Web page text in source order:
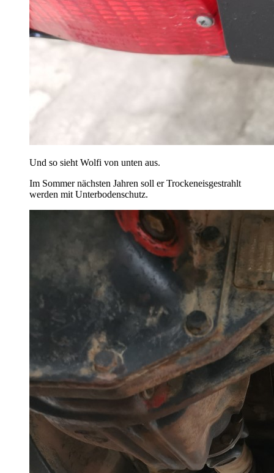
Und so sieht Wolfi von unten aus.
Im Sommer nächsten Jahren soll er Trockeneisgestrahlt
werden mit Unterbodenschutz.